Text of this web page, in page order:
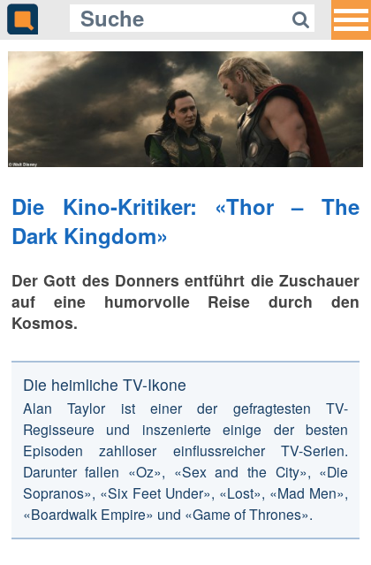
Die Kino-Kritiker: «Thor – The
Dark Kingdom»
Der Gott des Donners entführt die Zuschauer
auf eine humorvolle Reise durch den
Kosmos.
Die heimliche TV-Ikone
Alan Taylor ist einer der gefragtesten TV-
Regisseure und inszenierte einige der besten
Episoden zahlloser einflussreicher TV-Serien.
Darunter fallen «Oz», «Sex and the City», «Die
Sopranos», «Six Feet Under», «Lost», «Mad Men»,
«Boardwalk Empire» und «Game of Thrones».